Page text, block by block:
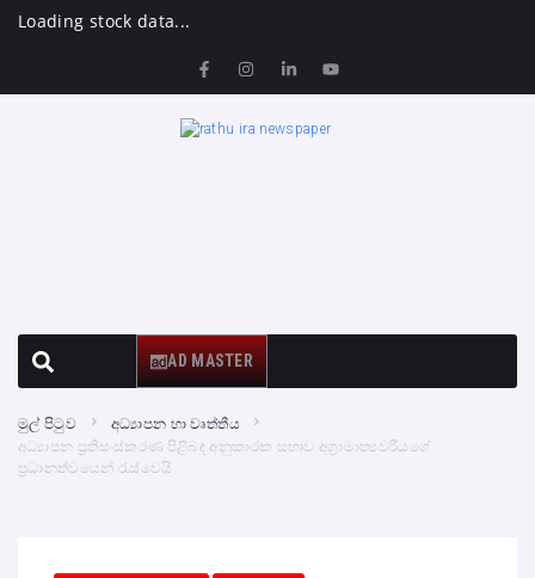
Loading stock data...
AD MASTER
මුල් පිටුව
අධ්‍යාපන හා වෘත්තීය
අධ්‍යාපන ප්‍රතිසංස්කරණ පිළිබඳ අනුකාරක සභාව අග්‍රාමාත්‍යවරියගේ
ප්‍රධානත්වයෙන් රැස්වෙයි